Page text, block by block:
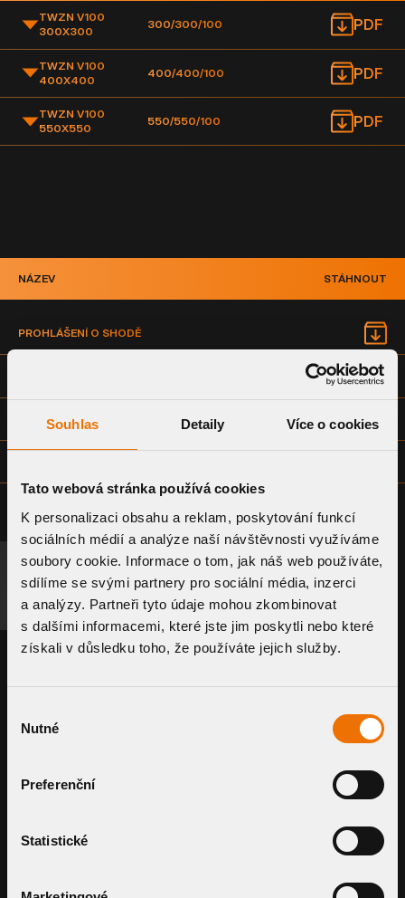
Souhlas Detaily Více o cookies
Tato webová stránka používá cookies
K personalizaci obsahu a reklam, poskytování funkcí
sociálních médií a analýze naší návštěvnosti využíváme
soubory cookie. Informace o tom, jak náš web používáte,
sdílíme se svými partnery pro sociální média, inzerci
a analýzy. Partneři tyto údaje mohou zkombinovat
s dalšími informacemi, které jste jim poskytli nebo které
získali v důsledku toho, že používáte jejich služby.
souhlasu
Nutné
Preferenční
Statistické
TWZN V100
300X300
300/300/100 PDF
TWZN V100
400X400
400/400/100 PDF
TWZN V100
550X550
550/550/100 PDF
NÁZEV STÁHNOUT
PROHLÁŠENÍ O SHODĚ
MONTÁŽNÍ NÁVOD
POPTAT SYSTÉM
SOUVISEJÍCÍ PRODUKTY
TWZ
víko
TWZF
DETAIL